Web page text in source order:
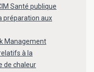
Santé publique
préparation aux
Management
à la
de chaleur